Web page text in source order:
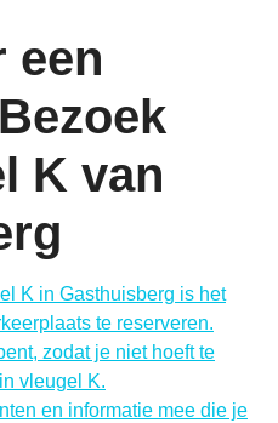
een
K van
K in Gasthuisberg is het
te reserveren.
zodat je niet hoeft te
vleugel K.
en informatie mee die je